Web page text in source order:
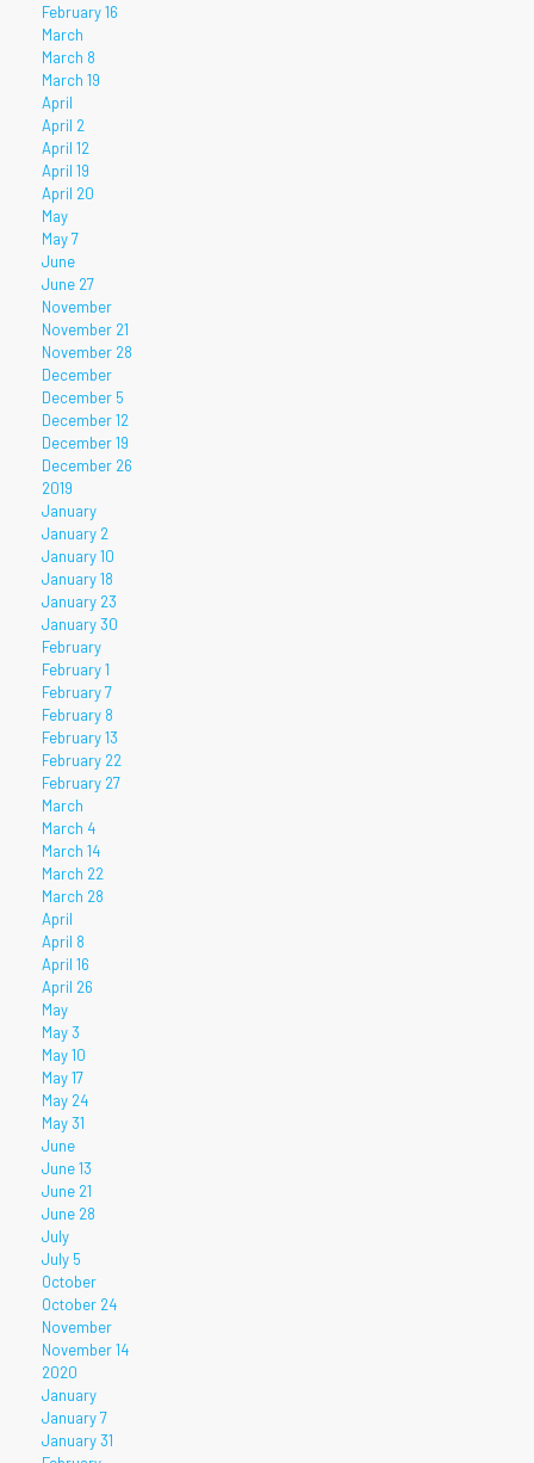
February 16
March
March 8
March 19
April
April 2
April 12
April 19
April 20
May
May 7
June
June 27
November
November 21
November 28
December
December 5
December 12
December 19
December 26
2019
January
January 2
January 10
January 18
January 23
January 30
February
February 1
February 7
February 8
February 13
February 22
February 27
March
March 4
March 14
March 22
March 28
April
April 8
April 16
April 26
May
May 3
May 10
May 17
May 24
May 31
June
June 13
June 21
June 28
July
July 5
October
October 24
November
November 14
2020
January
January 7
January 31